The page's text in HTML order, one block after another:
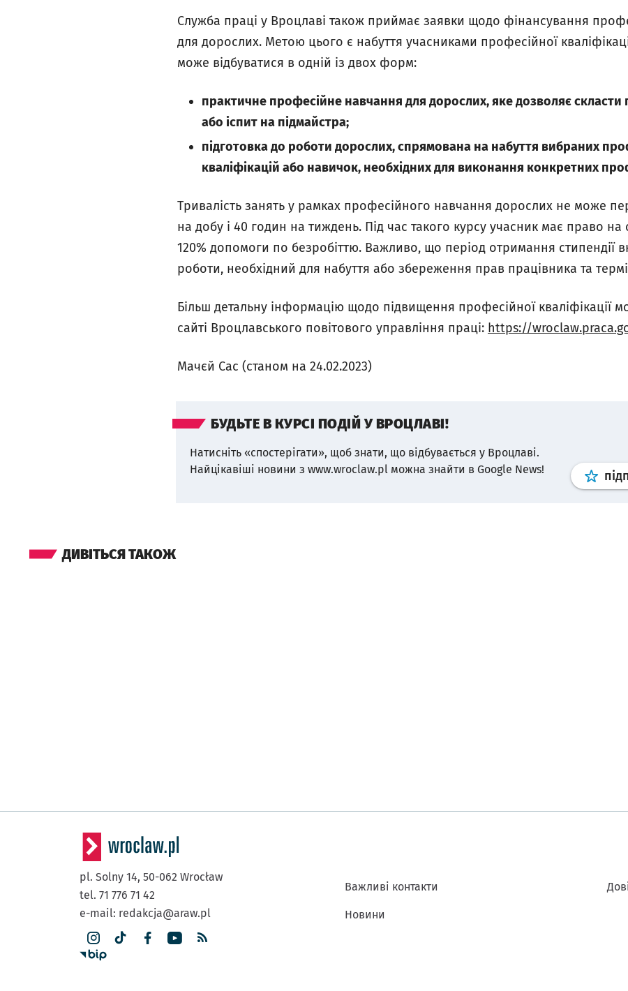
Служба праці у Вроцлаві також приймає заявки щодо фінансування
для дорослих. Метою цього є набуття учасниками професійної
може відбуватися в одній із двох форм:
практичне професійне навчання для дорослих, яке дозволяє скласти
або іспит на підмайстра;
підготовка до роботи дорослих, спрямована на набуття вибраних
кваліфікацій або навичок, необхідних для виконання конкретних
Тривалість занять у рамках професійного навчання дорослих не може
на добу і 40 годин на тиждень. Під час такого курсу учасник має право на
120% допомоги по безробіттю. Важливо, що період отримання стипендії
роботи, необхідний для набуття або збереження прав працівника та
Більш детальну інформацію щодо підвищення професійної кваліфікації
сайті Вроцлавського повітового управління праці: https://
Мачєй Сас (станом на 24.02.2023)
БУДЬТЕ В КУРСІ ПОДІЙ У ВРОЦЛАВІ!
Натисніть «спостерігати», щоб знати, що відбувається у Вроцлаві.
Найцікавіші новини з www.wroclaw.pl можна знайти в Google News!
ДИВІТЬСЯ ТАКОЖ
pl. Solny 14, 50-062 Wrocław
tel. 71 776 71 42
e-mail: redakcja@araw.pl
Важливі контакти
Новини